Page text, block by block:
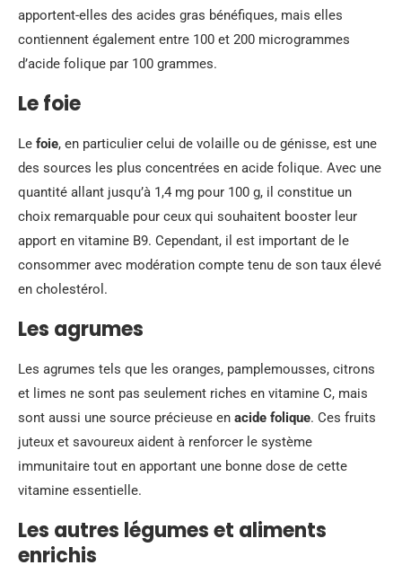
apportent-elles des acides gras bénéfiques, mais elles
contiennent également entre 100 et 200 microgrammes
d’acide folique par 100 grammes.
Le foie
Le foie, en particulier celui de volaille ou de génisse, est une
des sources les plus concentrées en acide folique. Avec une
quantité allant jusqu’à 1,4 mg pour 100 g, il constitue un
choix remarquable pour ceux qui souhaitent booster leur
apport en vitamine B9. Cependant, il est important de le
consommer avec modération compte tenu de son taux élevé
en cholestérol.
Les agrumes
Les agrumes tels que les oranges, pamplemousses, citrons
et limes ne sont pas seulement riches en vitamine C, mais
sont aussi une source précieuse en acide folique. Ces fruits
juteux et savoureux aident à renforcer le système
immunitaire tout en apportant une bonne dose de cette
vitamine essentielle.
Les autres légumes et aliments
enrichis